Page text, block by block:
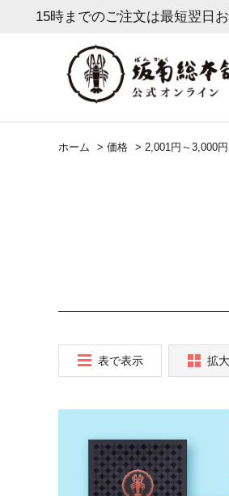
15時までのご注文は最短翌日
ホーム > 価格 > 2,001円～3,000円
拡
表で表示